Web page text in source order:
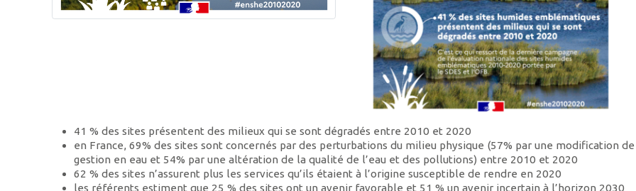
41 % des sites présentent des milieux qui se sont dégradés entre 2010 et 2020
en France, 69% des sites sont concernés par des perturbations du milieu physique (57% par une modification
gestion en eau et 54% par une altération de la qualité de l’eau et des pollutions) entre 2010 et 2020
62 % des sites n’assurent plus les services qu’ils étaient à l’origine susceptible de rendre en 2020
les référents estiment que 25 % des sites ont un avenir favorable et 51 % un avenir incertain à l’horizon 2030